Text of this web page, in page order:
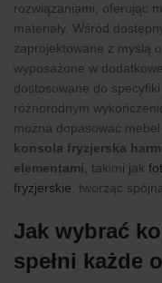
rozwiązaniami, oferując
materiały. Wśród
zaprojektowane z myślą
wyposażone w
dostosowane do
różnorodnym
można dopasować
konsola fryzjerska
elementami , takimi jak
fryzjerskie , tworząc
Jak wybrać
spełni każde